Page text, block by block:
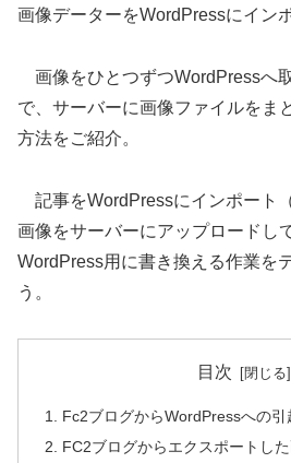
画像データーをWordPressにイン
画像をひとつずつWordPressへ
で、サーバーに画像ファイルをま
方法をご紹介。
記事をWordPressにインポート
画像をサーバーにアップロードし
WordPress用に書き換える作業を
う。
目次
Fc2ブログからWordPressへの引
FC2ブログからエクスポートし